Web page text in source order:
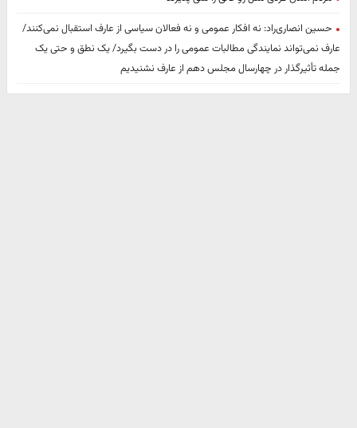
حسین انصاری‌راد: نه افکار عمومی و نه فعالان سیاسی از عارف استقبال نمی‌کنند/
عارف نمی‌تواند نمایندگی مطالبات عمومی را در دست بگیرد/ یک نطق و حتی یک
جمله تأثیرگذار در چهارسال مجلس دهم از عارف نشنیدیم